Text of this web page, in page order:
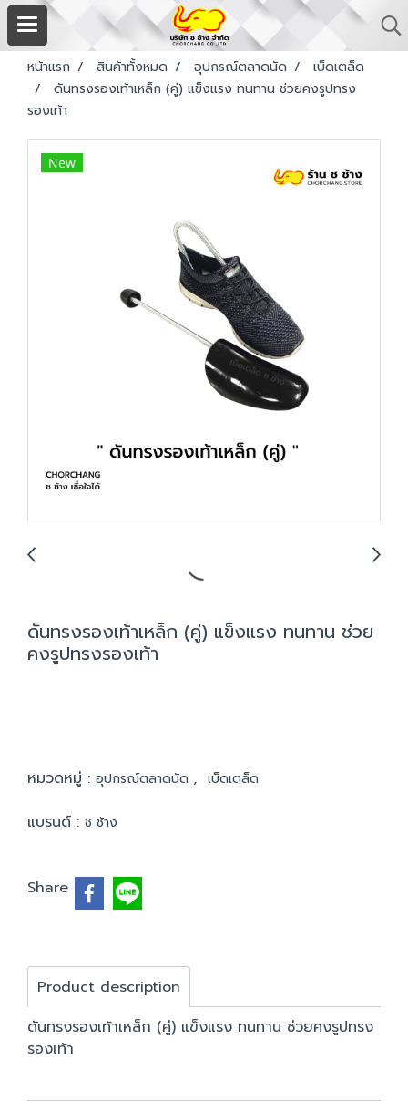
หน้าแรก สินค้าทั้งหมด อุปกรณ์ตลาดนัด
เบ็ดเตล็ด
ดันทรงรองเท้าเหล็ก (คู่) แข็งแรง ทนทาน ช่วยคงรูปทรง
รองเท้า
New
ดันทรงรองเท้าเหล็ก (คู่) แข็งแรง ทนทาน ช่วย
คงรูปทรงรองเท้า
หมวดหมู่ : อุปกรณ์ตลาดนัด , เบ็ดเตล็ด
แบรนด์ : ช ช้าง
Share
Product description
ดันทรงรองเท้าเหล็ก (คู่) แข็งแรง ทนทาน ช่วยคงรูปทรง
รองเท้า